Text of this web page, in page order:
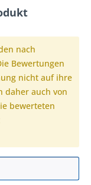
nach
Bewertungen
nicht auf ihre
daher auch von
bewerteten